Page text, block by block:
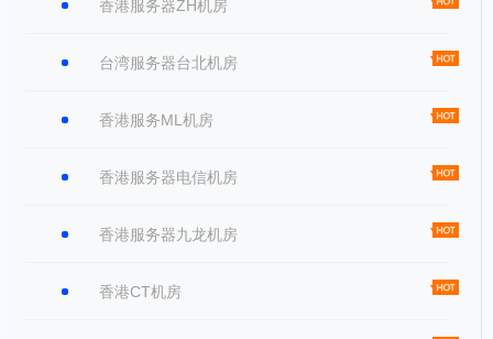
香港服务器ZH机房
台湾服务器台北机房
香港服务ML机房
香港服务器电信机房
香港服务器九龙机房
香港CT机房